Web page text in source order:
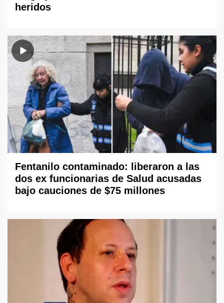
heridos
Fentanilo contaminado: liberaron a las
dos ex funcionarias de Salud acusadas
bajo cauciones de $75 millones